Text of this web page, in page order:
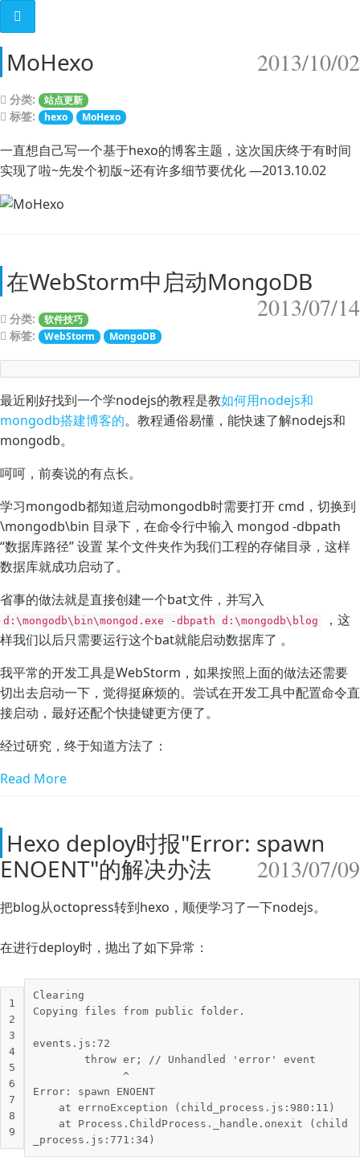
MoHexo 2013/10/02
分类: 站点更新
标签: hexo MoHexo
一直想自己写一个基于hexo的博客主题，这次国庆终于有时间
实现了啦~先发个初版~还有许多细节要优化 —2013.10.02
在WebStorm中启动MongoDB
2013/07/14
分类: 软件技巧
标签: WebStorm MongoDB
最近刚好找到一个学nodejs的教程是教如何用nodejs和
mongodb搭建博客的。教程通俗易懂，能快速了解nodejs和
mongodb。
呵呵，前奏说的有点长。
学习mongodb都知道启动mongodb时需要打开 cmd，切换到
\mongodb\bin 目录下，在命令行中输入 mongod -dbpath
“数据库路径” 设置 某个文件夹作为我们工程的存储目录，这样
数据库就成功启动了。
省事的做法就是直接创建一个bat文件，并写入
d:\mongodb\bin\mongod.exe -dbpath d:\mongodb\blog
，这
样我们以后只需要运行这个bat就能启动数据库了 。
我平常的开发工具是WebStorm，如果按照上面的做法还需要
切出去启动一下，觉得挺麻烦的。尝试在开发工具中配置命令直
接启动，最好还配个快捷键更方便了。
经过研究，终于知道方法了：
Read More
Hexo deploy时报"Error: spawn
ENOENT"的解决办法
2013/07/09
把blog从octopress转到hexo，顺便学习了一下nodejs。
在进行deploy时，抛出了如下异常：
1
2
3
4
5
6
7
8
Clearing
Copying files from public folder.
events .js : 72
throw er; // Unhandled 'error' event
Error: spawn ENOENT
    at errnoException (child_process
.js : 980 : 11 )
    at Process
.ChildProcess ._handle .onexit (child
_process .js : 771 : 34